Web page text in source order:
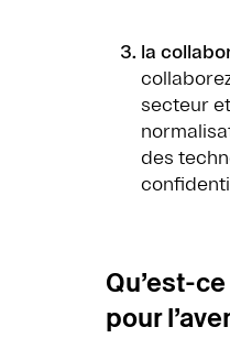
la
secteur
des
Qu’est-
pour